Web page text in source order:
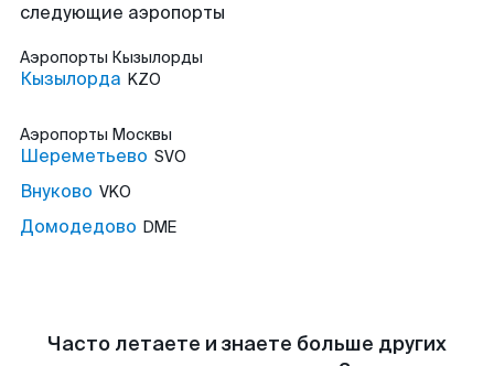
следующие аэропорты
Аэропорты Кызылорды
Кызылорда KZO
Аэропорты Москвы
Шереметьево SVO
Внуково VKO
Домодедово DME
Часто летаете и знаете больше других